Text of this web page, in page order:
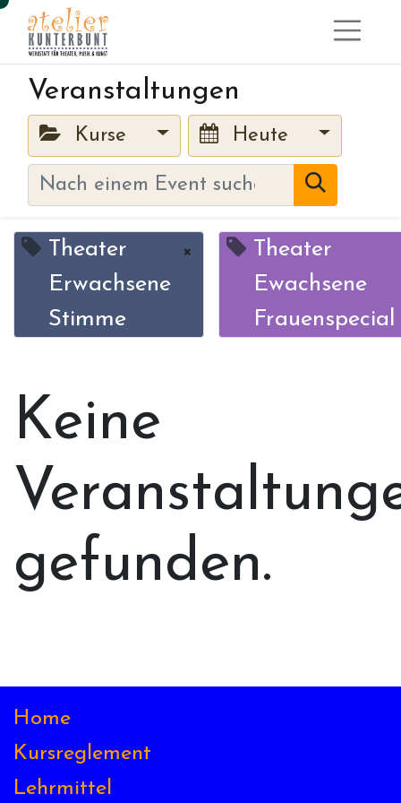
Veranstaltungen
Kurse Heute
Theater
Erwachsene
Stimme
×
Theater
Ewachsene
Frauenspecial
Keine
gefunden.
Home
Kursreglement
Lehrmittel